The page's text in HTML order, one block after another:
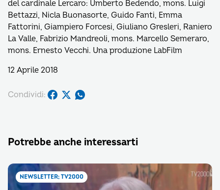
del cardinale Lercaro: Umberto Bedendo, mons. Luigi
Bettazzi, Nicla Buonasorte, Guido Fanti, Emma
Fattorini, Giampiero Forcesi, Giuliano Gresleri, Raniero
La Valle, Fabrizio Mandreoli, mons. Marcello Semeraro,
mons. Ernesto Vecchi. Una produzione LabFilm
12 Aprile 2018
Condividi:
Potrebbe anche interessarti
NEWSLETTER; TV2000